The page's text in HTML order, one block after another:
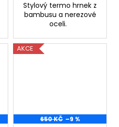
Stylový termo hrnek z
bambusu a nerezové
oceli.
AKCE
650 KČ –9 %